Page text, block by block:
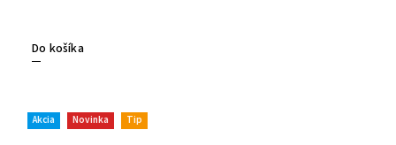
Do košíka
Akcia Novinka Tip